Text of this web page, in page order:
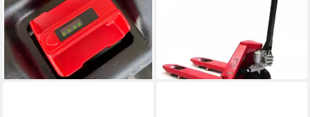
voll-elektrisch Lithium-Ionen
Hubwagen, (EH-F4)
1.390,00 €
40,36 €mtl. in 48 Raten
lieferbar - in 2-3 Werktagen bei dir
lieferbar - in 9-11 Werktagen bei